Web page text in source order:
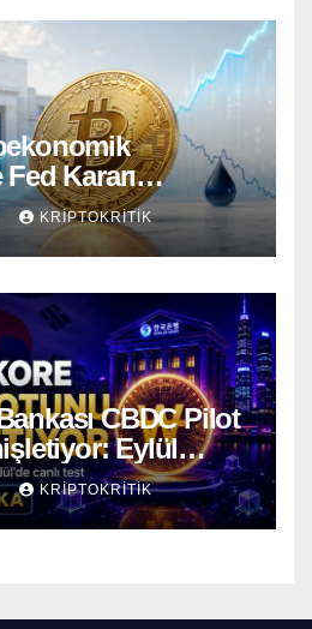
Kararı
Seyrediyor
KRIPTOKRITIK
CBDC Pilot
Eylül
Transferler
KRIPTOKRITIK